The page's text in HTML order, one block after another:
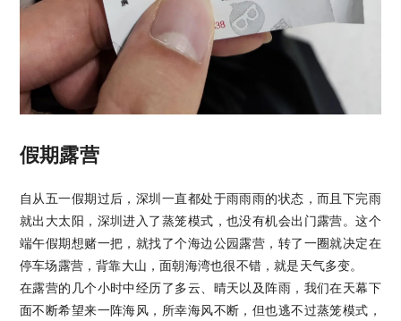
假期露营
自从五一假期过后，深圳一直都处于雨雨雨的状态，而且下完雨
就出大太阳，深圳进入了蒸笼模式，也没有机会出门露营。这个
端午假期想赌一把，就找了个海边公园露营，转了一圈就决定在
停车场露营，背靠大山，面朝海湾也很不错，就是天气多变。
在露营的几个小时中经历了多云、晴天以及阵雨，我们在天幕下
面不断希望来一阵海风，所幸海风不断，但也逃不过蒸笼模式，